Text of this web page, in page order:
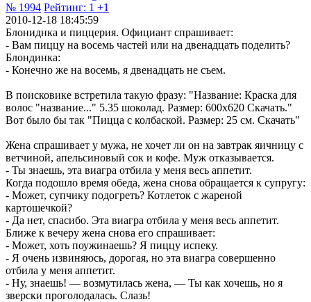
№ 1994 Рейтинг: 1 +1
2010-12-18 18:45:59
Блониднка и пиццерия. Официант спрашивает:
- Вам пиццу на восемь частей или на двенадцать поделить?
Блондинка:
- Конечно же на восемь, я двенадцать не съем.
В поисковике встретила такую фразу: "Название: Краска для
волос "название..." 5.35 шоколад. Размер: 600x620 Скачать."
Вот было бы так "Пицца с колбаской. Размер: 25 см. Скачать"
Жена спрашивает у мужа, не хочет ли он на завтрак яичницу с
ветчиной, апельсиновый сок и кофе. Муж отказывается.
- Ты знаешь, эта виагра отбила у меня весь аппетит.
Когда подошло время обеда, жена снова обращается к супругу:
- Может, супчику подогреть? Котлеток с жареной
картошечкой?
- Да нет, спасибо. Эта виагра отбила у меня весь аппетит.
Ближе к вечеру жена снова его спрашивает:
- Может, хоть поужинаешь? Я пиццу испеку.
- Я очень извиняюсь, дорогая, но эта виагра совершенно
отбила у меня аппетит.
- Ну, знаешь! — возмутилась жена, — Ты как хочешь, но я
зверски проголодалась. Слазь!